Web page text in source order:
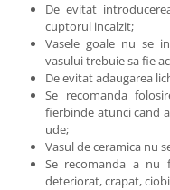
De evitat
cuptorul incalzit;
Vasele goale nu se
vasului trebuie sa fie
De evitat adaugarea
Se recomanda
fierbinde atunci cand
ude;
Vasul de ceramica nu
Se recomanda a nu
deteriorat, crapat,